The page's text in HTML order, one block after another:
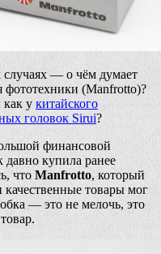
случаях — о чём думает
фототехники (Manfrotto)?
как у китайского
головок Sirui?
финансовой
давно купила ранее
что Manfrotto, который
товары мог
— это не мелочь, это